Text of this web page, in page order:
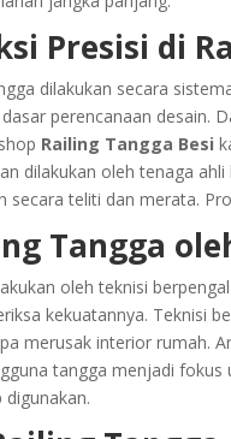
Presisi di
dilakukan secara
perencanaan desain.
Railing Tangga Besi
dilakukan oleh tenaga
secara teliti dan merata.
Tangga
oleh teknisi
kekuatannya. Teknisi
merusak interior rumah.
tangga menjadi fokus